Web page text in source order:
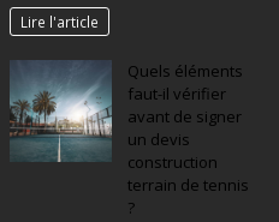
Lire l'article
Quels éléments
faut-il vérifier
avant de signer
un devis
construction
terrain de tennis
?